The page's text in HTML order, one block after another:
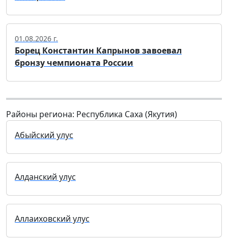
01.08.2026 г.
Борец Константин Капрынов завоевал
бронзу чемпионата России
Районы региона: Республика Саха (Якутия)
Абыйский улус
Алданский улус
Аллаиховский улус